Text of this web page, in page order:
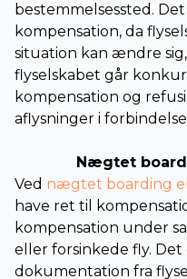
bestemmelsessted.
kompensation, da
situation kan ændre
flyselskabet går
kompensation og
aflysninger i
Nægtet
Ved nægtet boarding
have ret til
kompensation under
eller forsinkede fly.
dokumentation fra